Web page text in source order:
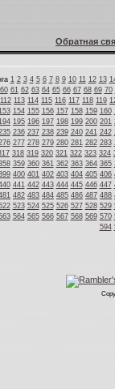
Обратная
1 2 3 4 5 6 7 8 9 10 11 12 13
60 61 62 63 64 65 66 67 68 69 70
112 113 114 115 116 117 118 119
154 155 156 157 158 159 160
195 196 197 198 199 200 201
236 237 238 239 240 241 242
277 278 279 280 281 282 283
318 319 320 321 322 323 324
359 360 361 362 363 364 365
400 401 402 403 404 405 406
441 442 443 444 445 446 447
482 483 484 485 486 487 488
523 524 525 526 527 528 529
564 565 566 567 568 569 570
594